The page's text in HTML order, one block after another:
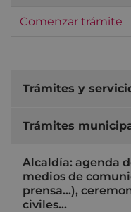
Comenzar trámite
Trámites y
Trámites
Alcaldía: agenda
medios de
prensa…),
civiles…